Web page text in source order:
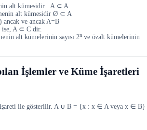
alt kümesidir A ⊂ A
alt kümesidir Ø ⊂ A
ve ancak A=B
A ⊂ C dir.
alt kümelerinin sayısı 2n ve özalt kümelerinin
İşlemler ve Küme İşaretleri
ile gösterilir. A ∪ B = {x : x ∈ A veya x ∈ B}